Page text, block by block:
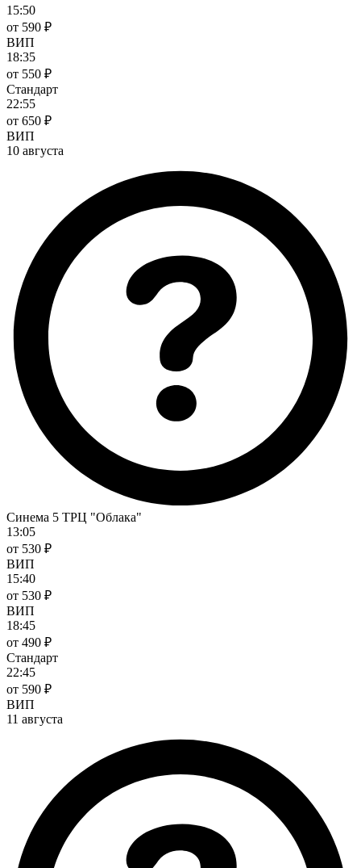
15:50
от 590 ₽
ВИП
18:35
от 550 ₽
Стандарт
22:55
от 650 ₽
ВИП
10 августа
Синема 5 ТРЦ "Облака"
13:05
от 530 ₽
ВИП
15:40
от 530 ₽
ВИП
18:45
от 490 ₽
Стандарт
22:45
от 590 ₽
ВИП
11 августа